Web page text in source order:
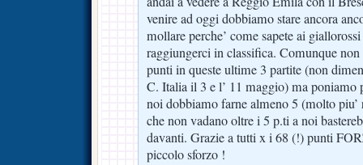
venire ad oggi dobbiamo stare ancora
mollare perche’ come sapete ai
raggiungerci in classifica. Comunque non
punti in queste ultime 3 partite (non
C. Italia il 3 e l’ 11 maggio) ma poniamo
noi dobbiamo farne almeno 5 (molto
che non vadano oltre i 5 p.ti a noi
davanti. Grazie a tutti x i 68 (!) punti
piccolo sforzo !